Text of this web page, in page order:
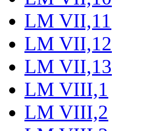
LM VII,11
LM VII,12
LM VII,13
LM VIII,1
LM VIII,2